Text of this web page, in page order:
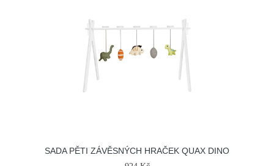
SADA PĚTI ZÁVĚSNÝCH HRAČEK QUAX DINO